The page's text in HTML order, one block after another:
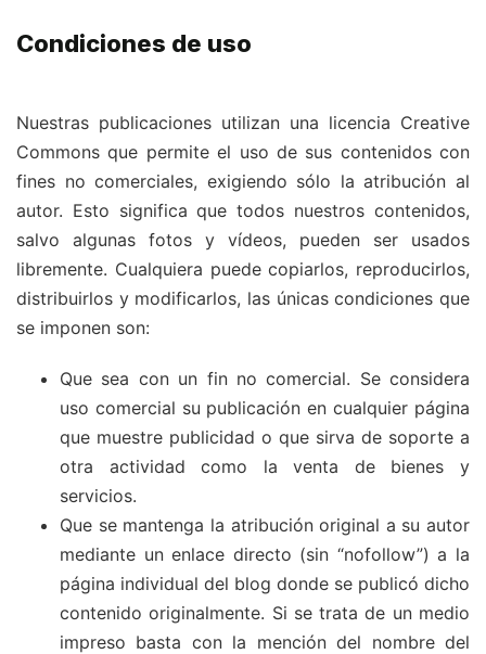
Condiciones de uso
Nuestras publicaciones utilizan una licencia Creative
Commons que permite el uso de sus contenidos con
fines no comerciales, exigiendo sólo la atribución al
autor. Esto significa que todos nuestros contenidos,
salvo algunas fotos y vídeos, pueden ser usados
libremente. Cualquiera puede copiarlos, reproducirlos,
distribuirlos y modificarlos, las únicas condiciones que
se imponen son:
Que sea con un fin no comercial. Se considera
uso comercial su publicación en cualquier página
que muestre publicidad o que sirva de soporte a
otra actividad como la venta de bienes y
servicios.
Que se mantenga la atribución original a su autor
mediante un enlace directo (sin “nofollow”) a la
página individual del blog donde se publicó dicho
contenido originalmente. Si se trata de un medio
impreso basta con la mención del nombre del